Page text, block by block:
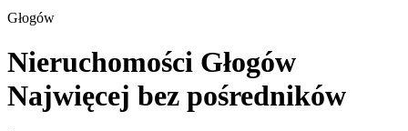
Głogów
Nieruchomości Głogów
Najwięcej bez pośredników